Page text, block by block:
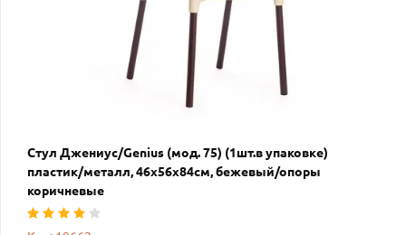
Стул Джениус/Genius (мод. 75) (1шт.в упаковке)
пластик/металл, 46x56x84cм, бежевый/опоры
коричневые